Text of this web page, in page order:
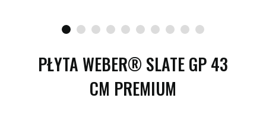
PŁYTA WEBER® SLATE GP 43
CM PREMIUM